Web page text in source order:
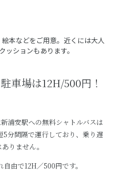
本などをご用意。近くには大人
ッションもあります。
車場は12H/500円！
浦安駅への無料シャトルバスは
分間隔で運行しており、乗り遅
りません。
由で12H／500円です。